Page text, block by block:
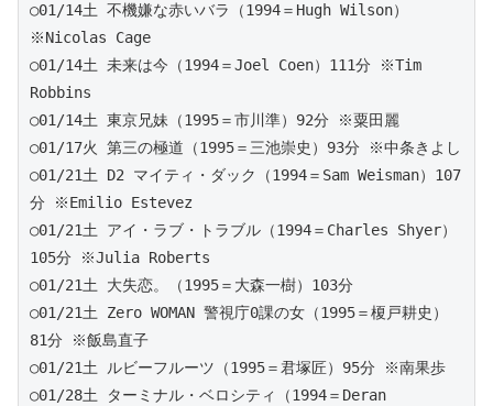
○01/14土 不機嫌な赤いバラ（1994＝Hugh Wilson）
※Nicolas Cage
○01/14土 未来は今（1994＝Joel Coen）111分 ※Tim
Robbins
○01/14土 東京兄妹（1995＝市川準）92分 ※粟田麗
○01/17火 第三の極道（1995＝三池崇史）93分 ※中条きよし
○01/21土 D2 マイティ・ダック（1994＝Sam Weisman）107
分 ※Emilio Estevez
○01/21土 アイ・ラブ・トラブル（1994＝Charles Shyer）
105分 ※Julia Roberts
○01/21土 大失恋。（1995＝大森一樹）103分
○01/21土 Zero WOMAN 警視庁0課の女（1995＝榎戸耕史）
81分 ※飯島直子
○01/21土 ルビーフルーツ（1995＝君塚匠）95分 ※南果歩
○01/28土 ターミナル・ベロシティ（1994＝Deran